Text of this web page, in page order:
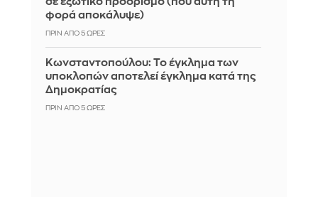
φορά αποκάλυψε)
ΠΡΙΝ ΑΠΌ 5 ΏΡΕΣ
Κωνσταντοπούλου: Το έγκλημα των
υποκλοπών αποτελεί έγκλημα κατά της
Δημοκρατίας
ΠΡΙΝ ΑΠΌ 5 ΏΡΕΣ